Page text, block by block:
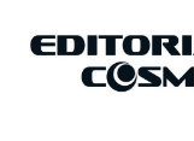
Vai
Vai